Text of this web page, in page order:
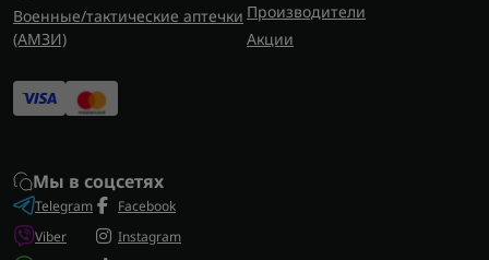
Военные/тактические аптечки
(AMЗИ)
Производители
Акции
Мы в соцсетях
Telegram
Viber
Facebook
Instagram